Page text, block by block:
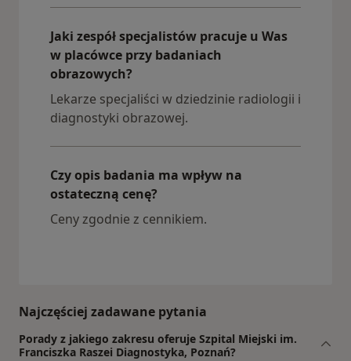
Jaki zespół specjalistów pracuje u Was
w placówce przy badaniach
obrazowych?
Lekarze specjaliści w dziedzinie radiologii i
diagnostyki obrazowej.
Czy opis badania ma wpływ na
ostateczną cenę?
Ceny zgodnie z cennikiem.
Najczęściej zadawane pytania
Porady z jakiego zakresu oferuje Szpital Miejski im.
Franciszka Raszei Diagnostyka, Poznań?